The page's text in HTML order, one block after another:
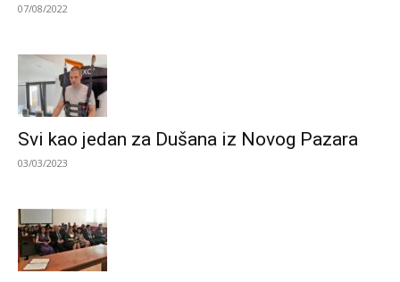
07/08/2022
Svi kao jedan za Dušana iz Novog Pazara
03/03/2023